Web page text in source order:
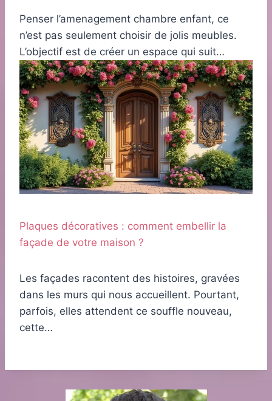
Penser l’amenagement chambre enfant, ce
n’est pas seulement choisir de jolis meubles.
L’objectif est de créer un espace qui suit…
Plaques décoratives : comment embellir la
façade de votre maison ?
Les façades racontent des histoires, gravées
dans les murs qui nous accueillent. Pourtant,
parfois, elles attendent ce souffle nouveau,
cette…